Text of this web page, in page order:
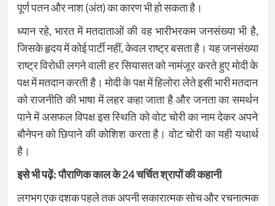
पूर्ण पतन और नाश (अंत) का कारण भी हो सकता है।
ध्यान रहे, भारत में मतदाताओं की वह भारीभरकम जनसंख्या भी है,
जिसके हृदय में कोई पार्टी नहीं, केवल राष्ट्र बसता है। यह जनसंख्या
राष्ट्र विरोधी लगने वाली हर सियासत को नामंजूर करते हुए मोदी के
पक्ष में मतदान करती है। मोदी के पक्ष में हिलोरा लेते इसी भारी मतदान
को राजनीति की भाषा में लहर कहा जाता है और जनता का समर्थन
पाने में असफल विपक्ष इस स्थिति को वोट चोरी का नाम देकर अपने
बौनेपन को छिपाने की कोशिश करता है। वोट चोरी का यही यथार्थ
है।
इसे भी पढ़ें:पौराणिक काल के 24 चर्चित श्रापों की कहानी
लगभग एक दशक पहले तक अपनी सकारात्मक सोच और रचनात्मक